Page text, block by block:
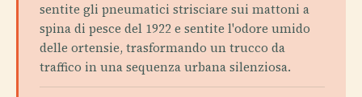
sentite gli pneumatici strisciare sui mattoni a
spina di pesce del 1922 e sentite l'odore umido
delle ortensie, trasformando un trucco da
traffico in una sequenza urbana silenziosa.